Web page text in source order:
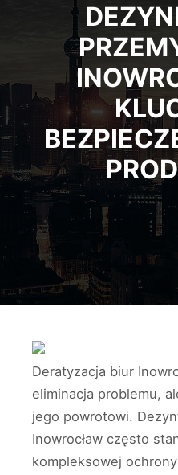
Deratyzacja biur
eliminacja problemu,
jego powrotowi.
Inowrocław często
kompleksowej